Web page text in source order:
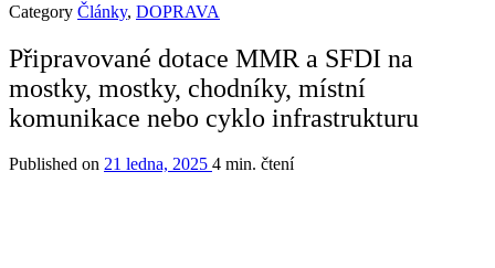
Category Články, DOPRAVA
Připravované dotace MMR a SFDI na
mostky, mostky, chodníky, místní
komunikace nebo cyklo infrastrukturu
Published on 21 ledna, 2025 4 min. čtení